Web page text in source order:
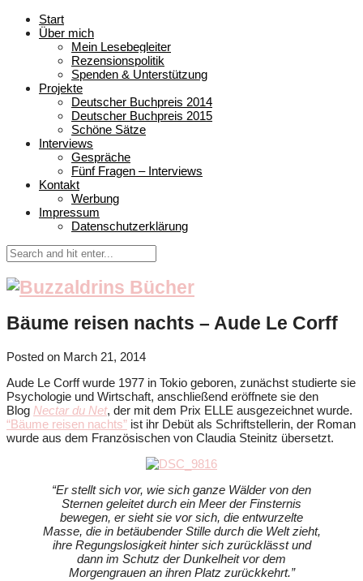
Start
Über mich
Mein Lesebegleiter
Rezensionspolitik
Spenden & Unterstützung
Projekte
Deutscher Buchpreis 2014
Deutscher Buchpreis 2015
Schöne Sätze
Interviews
Gespräche
Fünf Fragen – Interviews
Kontakt
Werbung
Impressum
Datenschutzerklärung
Bäume reisen nachts – Aude Le Corff
Posted on March 21, 2014
Aude Le Corff wurde 1977 in Tokio geboren, zunächst studierte sie
Psychologie und Wirtschaft, anschließend eröffnete sie den
Blog Nectar du Net, der mit dem Prix ELLE ausgezeichnet wurde.
“Bäume reisen nachts” ist ihr Debüt als Schriftstellerin, der Roman
wurde aus dem Französischen von Claudia Steinitz übersetzt.
“Er stellt sich vor, wie sich ganze Wälder von den
Sternen geleitet durch ein Meer der Finsternis
bewegen, er sieht sie vor sich, die entwurzelte
Masse, die in betäubender Stille durch die Welt zieht,
ihre Regungslosigkeit hinter sich zurücklässt und
dann im Schutz der Dunkelheit vor dem
Morgengrauen an ihren Platz zurückkehrt.”